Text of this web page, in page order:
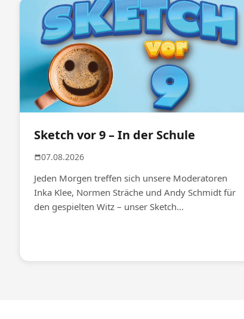
Sketch vor 9 – In der Schule
07.08.2026
Jeden Morgen treffen sich unsere Moderatoren
Inka Klee, Normen Sträche und Andy Schmidt für
den gespielten Witz – unser Sketch...